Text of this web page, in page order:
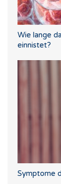
Wie lange
einnistet?
Symptome